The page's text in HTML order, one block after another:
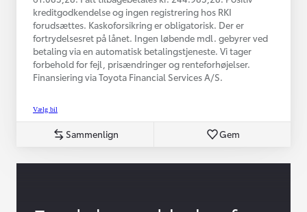
kreditgodkendelse og ingen registrering hos RKI
forudsættes. Kaskoforsikring er obligatorisk. Der er
fortrydelsesret på lånet. Ingen løbende mdl. gebyrer ved
betaling via en automatisk betalingstjeneste. Vi tager
forbehold for fejl, prisændringer og renteforhøjelser.
Finansiering via Toyota Financial Services A/S.
Vælg bil
Sammenlign Gem